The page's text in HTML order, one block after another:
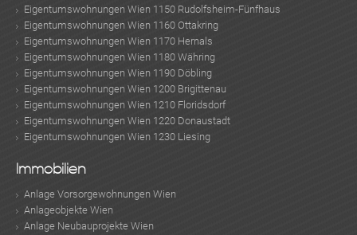
ok am
Eigentumswohnungen Wien 1150 Rudolfsheim-Fünfhaus
Eigentumswohnungen Wien 1160 Ottakring
Eigentumswohnungen Wien 1170 Hernals
Eigentumswohnungen Wien 1180 Währing
Eigentumswohnungen Wien 1190 Döbling
Eigentumswohnungen Wien 1200 Brigittenau
Eigentumswohnungen Wien 1210 Floridsdorf
Eigentumswohnungen Wien 1220 Donaustadt
Eigentumswohnungen Wien 1230 Liesing
Immobilien
Anlage Vorsorgewohnungen Wien
Anlageobjekte Wien
Anlage Neubauprojekte Wien